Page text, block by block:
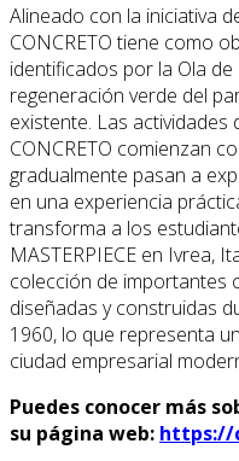
Alineado con la iniciativa
CONCRETO tiene como
identificados por la Ola
regeneración verde del
existente. Las
CONCRETO comienzan
gradualmente pasan a
en una experiencia
transforma a los
MASTERPIECE en Ivrea,
colección de importantes
diseñadas y construidas
1960, lo que representa
ciudad empresarial
Puedes conocer más
su página web: https://